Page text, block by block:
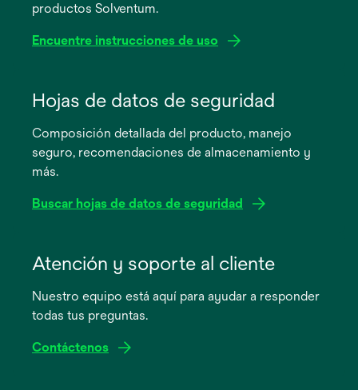
productos Solventum.
Encuentre instrucciones de uso
abre
pestaña
nueva
Hojas de datos de seguridad
Composición detallada del producto, manejo
seguro, recomendaciones de almacenamiento y
más.
Buscar hojas de datos de seguridad
abre
pestaña
Atención y soporte al cliente
Nuestro equipo está aquí para ayudar a responder
todas tus preguntas.
Contáctenos